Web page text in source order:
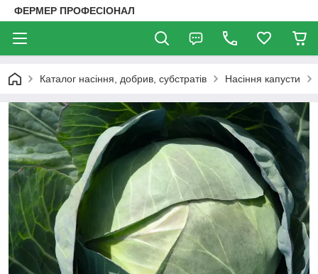
ФЕРМЕР ПРОФЕСІОНАЛ
Каталог насіння, добрив, субстратів Насіння капусти